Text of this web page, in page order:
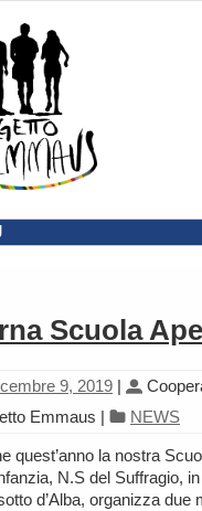
Scuola
9, 2019 |
Emmaus | NEWS
quest’anno la nostra
N.S del Suffragio,
d’Alba, organizza due